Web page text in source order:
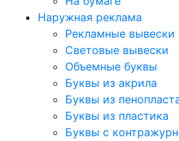
Наружная реклама
Рекламные вывески
Световые вывески
Объемные буквы
Буквы из акрила
Буквы из
Буквы из пластика
Буквы с